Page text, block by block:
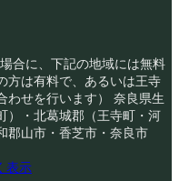
合に、下記の地域には無料
方は有料で、あるいは王寺
わせを行います） 奈良県生
）・北葛城郡（王寺町・河
郡山市・香芝市・奈良市
表示